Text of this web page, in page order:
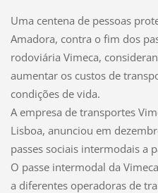
Uma centena de pessoas
Amadora, contra o fim dos
rodoviária Vimeca,
aumentar os custos de
condições de vida.
A empresa de transportes
Lisboa, anunciou em
passes sociais intermodais a
O passe intermodal da
a diferentes operadoras de